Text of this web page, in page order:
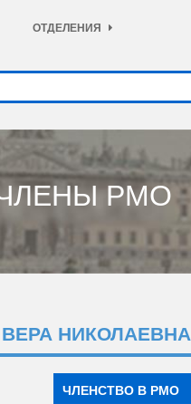
ОТДЕЛЕНИЯ
РМО
НИКОЛАЕВНА
ЧЛЕНСТВО В РМО